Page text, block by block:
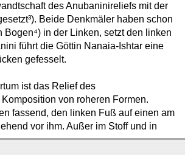
des Anubaninireliefs mit der
Beide Denkmäler haben schon
in der Linken, setzt den linken
führt die Göttin Nanaia-Ishtar eine
gefesselt.
ist das Relief des
von roheren Formen.
fassend, den linken Fuß auf einen am
vor ihm. Außer im Stoff und in